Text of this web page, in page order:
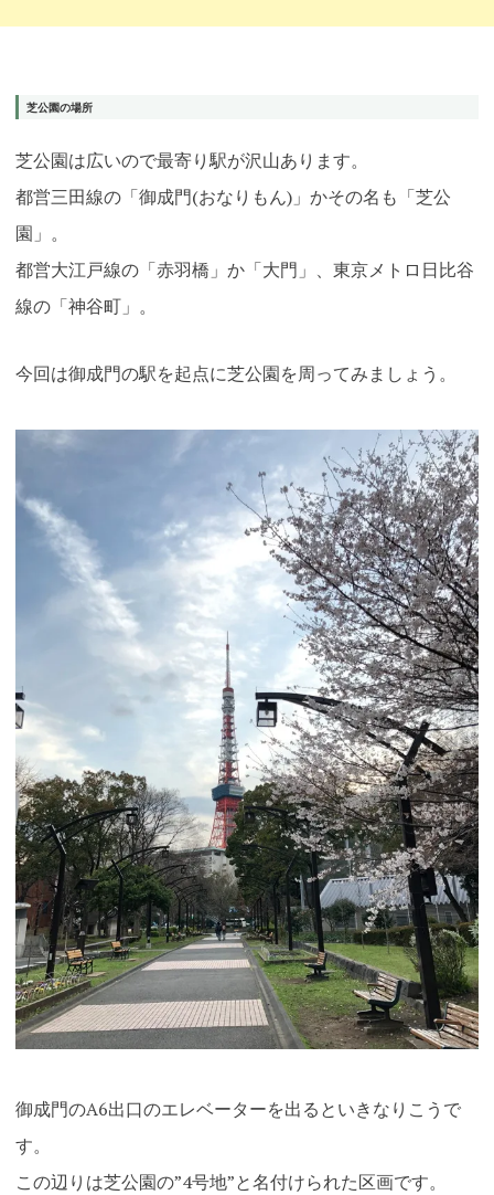
芝公園の場所
芝公園は広いので最寄り駅が沢山あります。
都営三田線の「御成門(おなりもん)」かその名も「芝公
園」。
都営大江戸線の「赤羽橋」か「大門」、東京メトロ日比谷
線の「神谷町」。
今回は御成門の駅を起点に芝公園を周ってみましょう。
御成門のA6出口のエレベーターを出るといきなりこうで
す。
この辺りは芝公園の”4号地”と名付けられた区画です。